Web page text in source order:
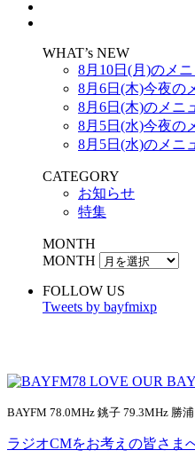
WHAT’s NEW
8月10日(月)のメ
8月6日(木)今夜の
8月6日(木)のメニ
8月5日(水)今夜の
8月5日(水)のメニ
CATEGORY
お知らせ
特集
MONTH
MONTH
FOLLOW US
Tweets by bayfmixp
BAYFM 78.0MHz 銚子 79.3MHz 勝
ラジオCMをお考えの皆さま